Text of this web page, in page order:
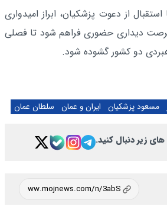
از دعوت پزشکیان، ابراز امیدواری
دیداری حضوری فراهم شود تا فصلی
دو کشور گشوده شود.
مسعود پزشکیان ایران و عمان سلطان عمان
زیر دنبال کنید.